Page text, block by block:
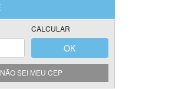
NÃO SEI MEU CEP